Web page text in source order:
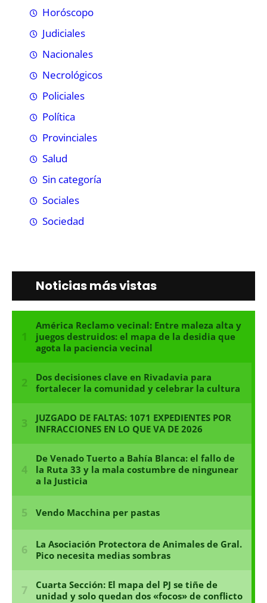
Horóscopo
Judiciales
Nacionales
Necrológicos
Policiales
Política
Provinciales
Salud
Sin categoría
Sociales
Sociedad
Noticias más vistas